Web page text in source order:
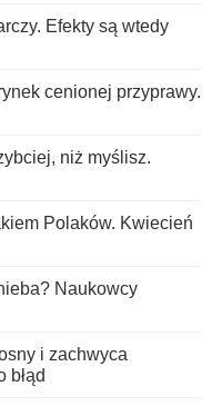
Efekty są wtedy
cenionej przyprawy.
niż myślisz.
Polaków. Kwiecień
Naukowcy
i zachwyca
błąd